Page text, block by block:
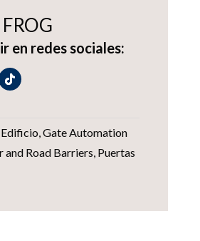
en redes sociales:
Edificio,Gate Automation
and Road Barriers, Puertas